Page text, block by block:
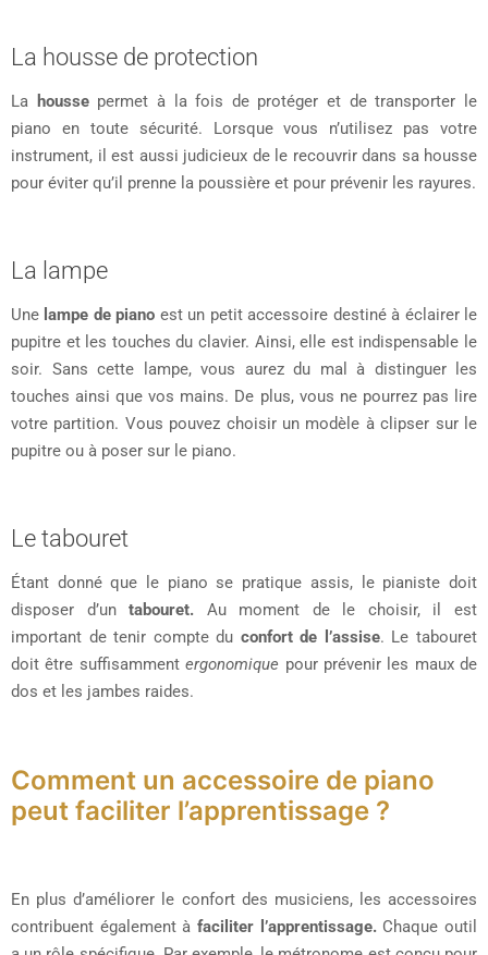
La housse de protection
La housse permet à la fois de protéger et de transporter le
piano en toute sécurité. Lorsque vous n’utilisez pas votre
instrument, il est aussi judicieux de le recouvrir dans sa housse
pour éviter qu’il prenne la poussière et pour prévenir les rayures.
La lampe
Une lampe de piano est un petit accessoire destiné à éclairer le
pupitre et les touches du clavier. Ainsi, elle est indispensable le
soir. Sans cette lampe, vous aurez du mal à distinguer les
touches ainsi que vos mains. De plus, vous ne pourrez pas lire
votre partition. Vous pouvez choisir un modèle à clipser sur le
pupitre ou à poser sur le piano.
Le tabouret
Étant donné que le piano se pratique assis, le pianiste doit
disposer d’untabouret. Au moment de le choisir, il est
important de tenir compte du confort de l’assise. Le tabouret
doit être suffisammentergonomique pour prévenir les maux de
dos et les jambes raides.
Comment un accessoire de piano
peut faciliter l’apprentissage ?
En plus d’améliorer le confort des musiciens, les accessoires
contribuent également à faciliter l’apprentissage.Chaque outil